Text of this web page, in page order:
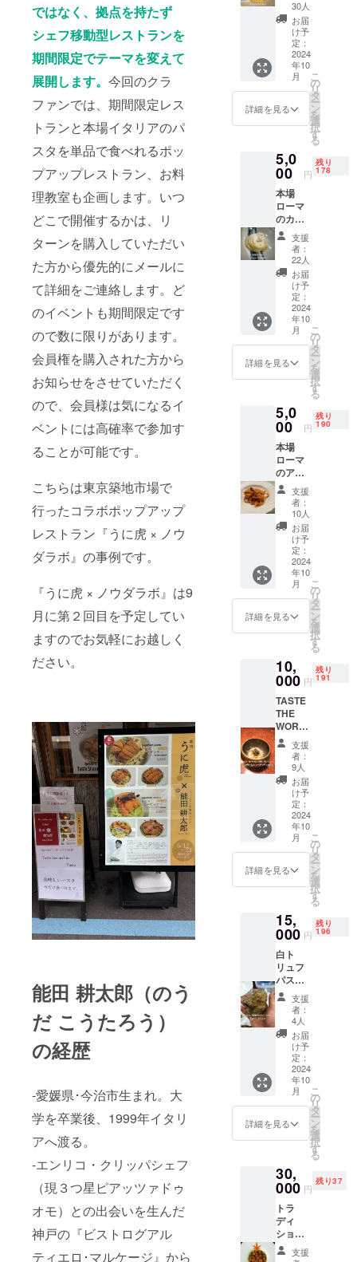
ではなく、拠点を持たず
シェフ移動型レストランを
期間限定でテーマを変えて
展開します。 今回のクラ
ファンでは、期間限定レス
トランと本場イタリアのパ
スタを単品で食べれるポッ
プアップレストラン、お料
理教室も企画します。いつ
どこで開催するかは、リ
ターンを購入していただい
た方から優先的にメールに
て詳細をご連絡します。ど
のイベントも期間限定です
ので数に限りがあります。
会員権を購入された方から
お知らせをさせていただく
ので、会員様は気になるイ
ベントには高確率で参加す
ることが可能です。
こちらは東京築地市場で
行ったコラボポップアップ
レストラン『うに虎 × ノウ
ダラボ』の事例です。
『うに虎 × ノウダラボ』は9
月に第２回目を予定してい
ますのでお気軽にお越しく
ださい。
能田 耕太郎（のう
だ こうたろう）
の経歴
-愛媛県･今治市生まれ。大
学を卒業後、1999年イタリ
アへ渡る。
-エンリコ・クリッパシェフ
（現３つ星ピアッツァドゥ
オモ）との出会いを生んだ
神戸の『ビストログアル
ティエロ･マルケージ』から
オーク
ション
のよう
に参加
希望者
様から
金額提
示いた
だき、
加でき
るとい
です。
こちら
にお食
事代は
含まれ
ていま
せん。
通常料
金はコ
ラボ内
容に伴
い変更
します
が、お
コース
を予定
してい
ます。
（ドリ
ンク代
別） ・
日時：
メール
または
LINEに
てご連
絡 ・場
所：基
本コラ
フのお
店 ・有
年10月
末まで
・支援
者様の
交通費
や滞在
費：支
援者様
の交通
費や滞
在費は
各自で
ご負担
くださ
様との
連絡方
メール
で連絡
しま
す。
で）。
こちら
にお食
事代は
含まれ
ていま
せん。
通常料
金はお
コース
のみで
（ドリ
ンク代
別） ＊
こちら
でご用
意でき
ない高
級ワイ
ン等は
持ち込
み可 ア
レル
ギー等
の対応
せてい
ただき
ます。
参考例
前菜
バー
ニャカ
ウダ ス
ペシャ
リテ
じゃが
いもの
スパ
ゲッ
ティ
品 パス
タ
イ
ン
ローマ
風牛
テール
煮込み
ドル
チェ
パンナ
コッタ
とイチ
ジクの
ソル
ベット
（白ト
リュ
ア）使
用の場
合は別
途追加
料金が
発生し
ます。
・日
時：24
年11月
から希
望日を
ご予約
くださ
い。
程度営
業） ・
都内非
公開 ・
有効期
限：25
年10月
末まで
・支援
者様の
分。 ア
レンジ
なし。
現地そ
のまま
の味を
再現し
まし
た。 自
家製グ
レを使
い、
ローマ
のお店
では大
人気で
した。
提供方
法；レ
ストラ
ンにて
お召し
上がり
くださ
い。 提
供場
所；
容は
メール
知らせ
しま
す。
30人
お届
け予
定：
2024
年10
月
詳細を見る
こ
の
リ
タ
ー
ン
を
選
択
す
る
5,0
00 円
残り
178
本場
ローマ
のカ
チョエ
ペペ２
皿分。
アレン
ジな
し。現
地その
ままの
味を再
現しま
した。
CNNで
トゥッ
チさん
に紹介
され、
ローマ
のお店
では１
番人気
でし
た。 提
供方
法；レ
ストラ
ンにて
お召し
上がり
くださ
都内非
公開 詳
容は
メール
にてお
知らせ
しま
す。
支援
者：
22人
お届
け予
定：
2024
年10
月
詳細を見る
こ
の
リ
タ
ー
ン
を
選
択
す
る
5,0
00 円
残り
190
本場
ローマ
のアマ
トリ
チャー
ナ２皿
分。 ア
レンジ
なし。
現地そ
のまま
の味を
再現し
まし
た。 自
チャー
レを使
い、
ローマ
のお店
では大
人気で
した。
提供方
法；レ
ストラ
ンにて
お召し
上がり
くださ
い。 提
供場
しい内
容は
にてお
知らせ
しま
す。
支援
者：
10人
お届
け予
定：
2024
年10
月
詳細を見る
こ
の
リ
タ
ー
ン
を
選
択
す
る
10,
000 円
残り
191
TASTE
THE
WORLD
で優勝
し世界
一に
なった
じゃが
いもの
スパ
ゲッ
ティ１
皿分。
こちら
をキャ
ジョン
で提供
しま
す。 提
供方
法；レ
ストラ
ンにて
お召し
上がり
くださ
い。 提
供場
所；
都内非
公開 詳
細は
しま
す。
支援
者：
9人
お届
け予
定：
2024
年10
月
詳細を見る
こ
の
リ
タ
ー
ン
を
選
択
す
る
15,
000 円
残り
196
白ト
リュフ
パス
タ １
皿分 本
場ピエ
モンテ
伝統の
タヤリ
ンのバ
ター
ソース
場所
都内非
公開 詳
メール
でお知
らせす
ます。
支援
者：
4人
お届
け予
定：
2024
年10
月
詳細を見る
こ
の
リ
タ
ー
ン
を
選
択
す
る
30,
000 円
残り37
トラ
ディ
ショナ
ル イタ
リアン
支援